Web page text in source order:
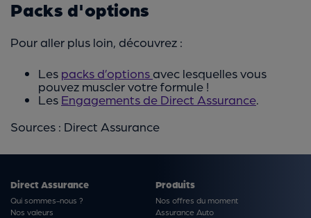
Packs d'options
Pour aller plus loin, découvrez :
Les packs d’options avec lesquelles vous
pouvez muscler votre formule !
Les Engagements de Direct Assurance
Sources : Direct Assurance
Direct Assurance
Qui sommes-nous ?
Nos valeurs
Produits
Nos offres du moment
Assurance Auto